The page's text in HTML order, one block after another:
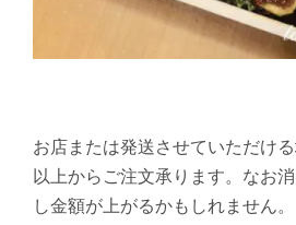
お店または発送させていただけ
以上からご注文承ります。なお
し金額が上がるかもしれません。